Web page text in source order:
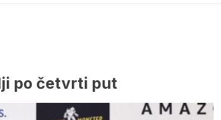
po četvrti put